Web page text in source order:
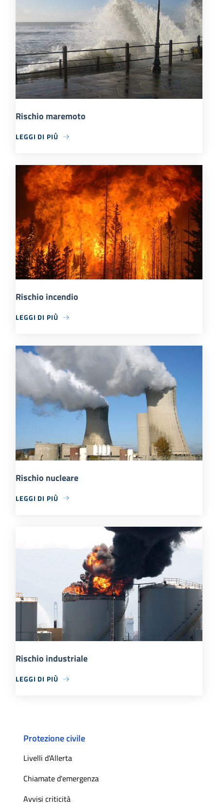
Rischio maremoto
LEGGI DI PIÙ
Rischio incendio
LEGGI DI PIÙ
Rischio nucleare
LEGGI DI PIÙ
Rischio industriale
LEGGI DI PIÙ
Protezione civile
Livelli d'Allerta
Chiamate d'emergenza
Avvisi criticità